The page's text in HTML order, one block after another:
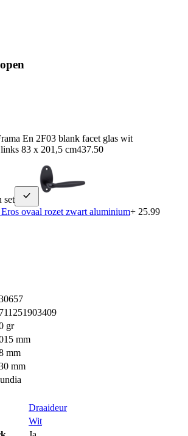
En 2F03 blank facet glas wit
83 x 201,5 cm437.50
set
ovaal rozet zwart aluminium+ 25.99
gr
mm
mm
mm
Draaideur
Wit